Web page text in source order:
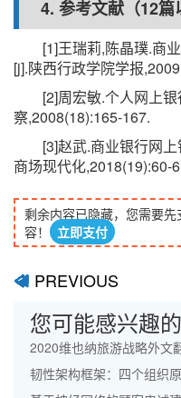
4. 参考文献（12篇
[1]王瑞莉,陈晶璞.商
[j].陕西行政学院学报
[2]周宏敏.个人网上
察,2008(18):165-167.
[3]赵武.商业银行网
商场现代化,2018(19):60-
剩余内容已隐藏，您需要先
容！
立即支付
ﰊ PREVIOUS
您可能感兴趣
2020维也纳旅游战略外文
韧性架构框架：四个组织